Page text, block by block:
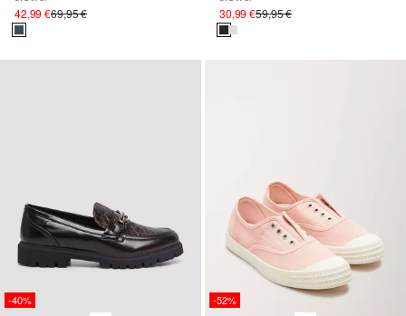
42,99 €69,95 € 30,99 €59,95 €
-40% -52%